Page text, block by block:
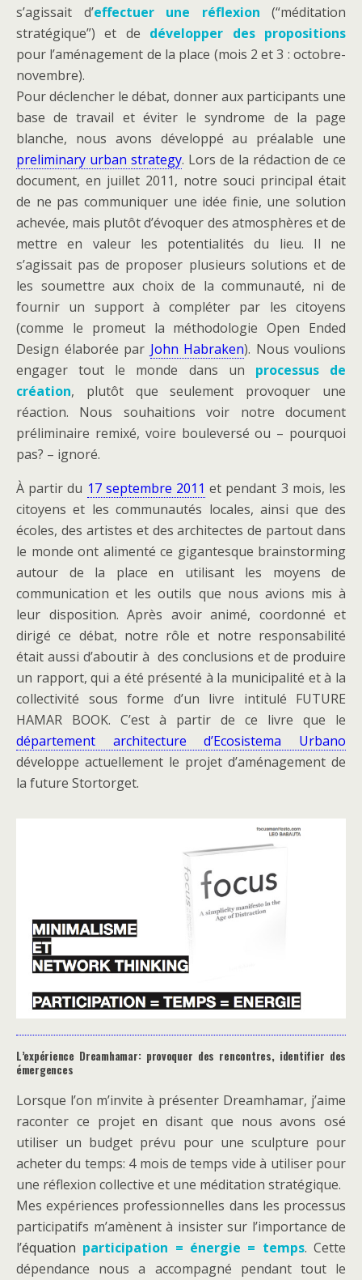
s’agissait d’effectuer une réflexion (“méditation
stratégique”) et de développer des propositions
pour l’aménagement de la place (mois 2 et 3 : octobre-
novembre).
Pour déclencher le débat, donner aux participants une
base de travail et éviter le syndrome de la page
blanche, nous avons développé au préalable une
preliminary urban strategy. Lors de la rédaction de ce
document, en juillet 2011, notre souci principal était
de ne pas communiquer une idée finie, une solution
achevée, mais plutôt d’évoquer des atmosphères et de
mettre en valeur les potentialités du lieu. Il ne
s’agissait pas de proposer plusieurs solutions et de
les soumettre aux choix de la communauté, ni de
fournir un support à compléter par les citoyens
(comme le promeut la méthodologie Open Ended
Design élaborée par John Habraken). Nous voulions
engager tout le monde dans un
processus de
création, plutôt que seulement provoquer une
réaction. Nous souhaitions voir notre document
préliminaire remixé, voire bouleversé ou – pourquoi
pas? – ignoré.
À partir du 17 septembre 2011 et pendant 3 mois, les
citoyens et les communautés locales, ainsi que des
écoles, des artistes et des architectes de partout dans
le monde ont alimenté ce gigantesque brainstorming
autour de la place en utilisant les moyens de
communication et les outils que nous avions mis à
leur disposition. Après avoir animé, coordonné et
dirigé ce débat, notre rôle et notre responsabilité
était aussi d’aboutir à des conclusions et de produire
un rapport, qui a été présenté à la municipalité et à la
collectivité sous forme d’un livre intitulé FUTURE
HAMAR BOOK. C’est à partir de ce livre que le
département architecture d’Ecosistema Urbano
développe actuellement le projet d’aménagement de
la future Stortorget.
L’expérience Dreamhamar: provoquer des rencontres, identifier des
émergences
Lorsque l’on m’invite à présenter Dreamhamar, j’aime
raconter ce projet en disant que nous avons osé
utiliser un budget prévu pour une sculpture pour
acheter du temps: 4 mois de temps vide à utiliser pour
une réflexion collective et une méditation stratégique.
Mes expériences professionnelles dans les processus
participatifs m’amènent à insister sur l’importance de
l’équation participation = énergie = temps. Cette
dépendance nous a accompagné pendant tout le